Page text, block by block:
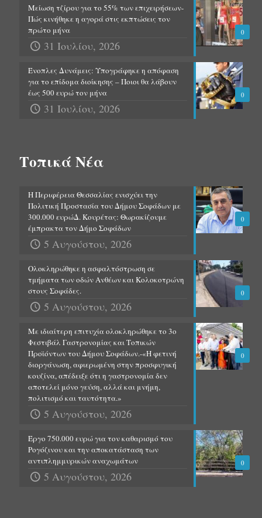
0
Μείωση τζίρου για το 55% των επιχειρήσεων-
Πώς κινήθηκε η αγορά στις εκπτώσεις τον
πρώτο μήνα
31 Ιουλίου, 2026
0
Ένοπλες Δυνάμεις: Υπογράφηκε η απόφαση
για το επίδομα διοίκησης – Ποιοι θα λάβουν
έως 500 ευρώ τον μήνα
31 Ιουλίου, 2026
Τοπικά Νέα
0
Η Περιφέρεια Θεσσαλίας ενισχύει την
Πολιτική Προστασία του Δήμου Σοφάδων με
300.000 ευρώΔ. Κουρέτας: Θωρακίζουμε
έμπρακτα τον Δήμο Σοφάδων
5 Αυγούστου, 2026
0
Ολοκληρώθηκε η ασφαλτόστρωση σε
τμήματα των οδών Ανθέων και Κολοκοτρώνη
στους Σοφάδες.
5 Αυγούστου, 2026
0
Με ιδιαίτερη επιτυχία ολοκληρώθηκε το 3ο
Φεστιβάλ Γαστρονομίας και Τοπικών
Προϊόντων του Δήμου Σοφάδων.-«Η φετινή
διοργάνωση, αφιερωμένη στην προσφυγική
κουζίνα, απέδειξε ότι η γαστρονομία δεν
αποτελεί μόνο γεύση, αλλά και μνήμη,
πολιτισμό και ταυτότητα.»
5 Αυγούστου, 2026
0
Έργο 750.000 ευρώ για τον καθαρισμό του
Ρογόζινου και την αποκατάσταση των
αντιπλημμυρικών αναχωμάτων
5 Αυγούστου, 2026